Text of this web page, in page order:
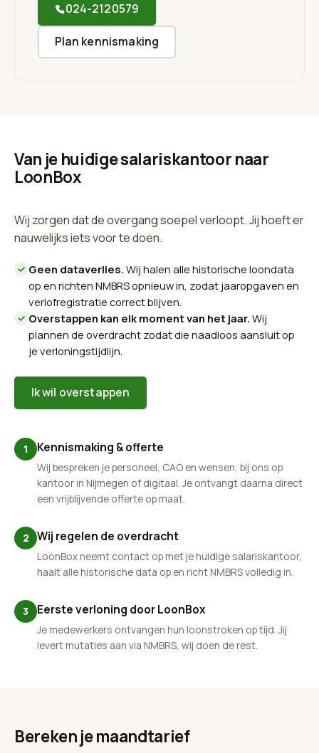
024-2120579
Plan kennismaking
Van je huidige salariskantoor naar
LoonBox
Wij zorgen dat de overgang soepel verloopt. Jij hoeft er
nauwelijks iets voor te doen.
Geen dataverlies. Wij halen alle historische loondata
op en richten NMBRS opnieuw in, zodat jaaropgaven en
verlofregistratie correct blijven.
Overstappen kan elk moment van het jaar. Wij
plannen de overdracht zodat die naadloos aansluit op
je verloningstijdlijn.
Ik wil overstappen
1 Kennismaking & offerte
Wij bespreken je personeel, CAO en wensen, bij ons op
kantoor in Nijmegen of digitaal. Je ontvangt daarna direct
een vrijblijvende offerte op maat.
2 Wij regelen de overdracht
LoonBox neemt contact op met je huidige salariskantoor,
haalt alle historische data op en richt NMBRS volledig in.
3 Eerste verloning door LoonBox
Je medewerkers ontvangen hun loonstroken op tijd. Jij
levert mutaties aan via NMBRS, wij doen de rest.
Bereken je maandtarief